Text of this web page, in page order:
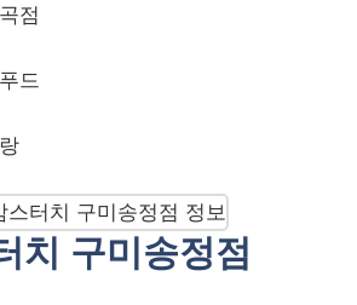
점
드
치 구미송정점